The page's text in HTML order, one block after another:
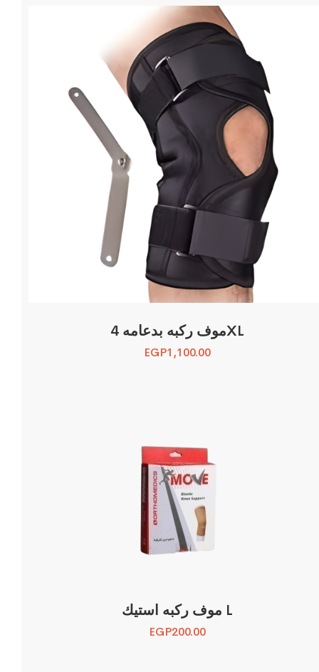
موف ركبه بدعامه 4XL
EGP1,100.00
موف ركبه استيك L
EGP200.00